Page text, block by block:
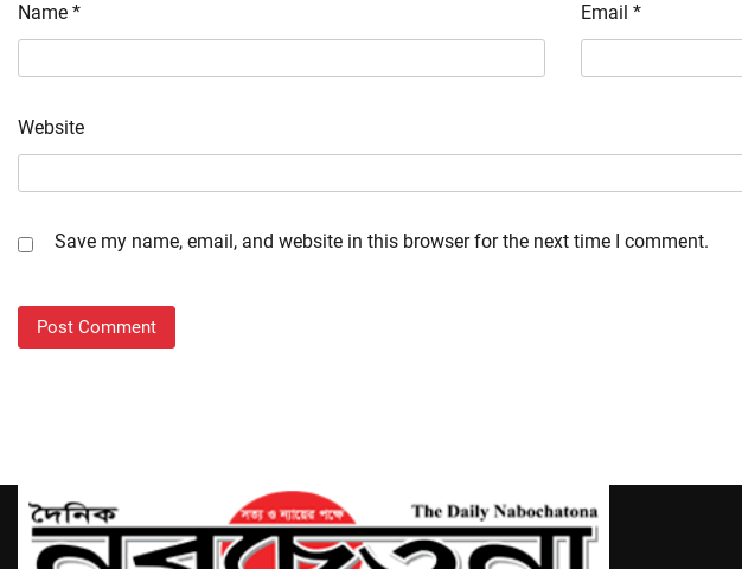
Name * Email *
Website
Save my name, email, and website in this browser for the next time I comment.